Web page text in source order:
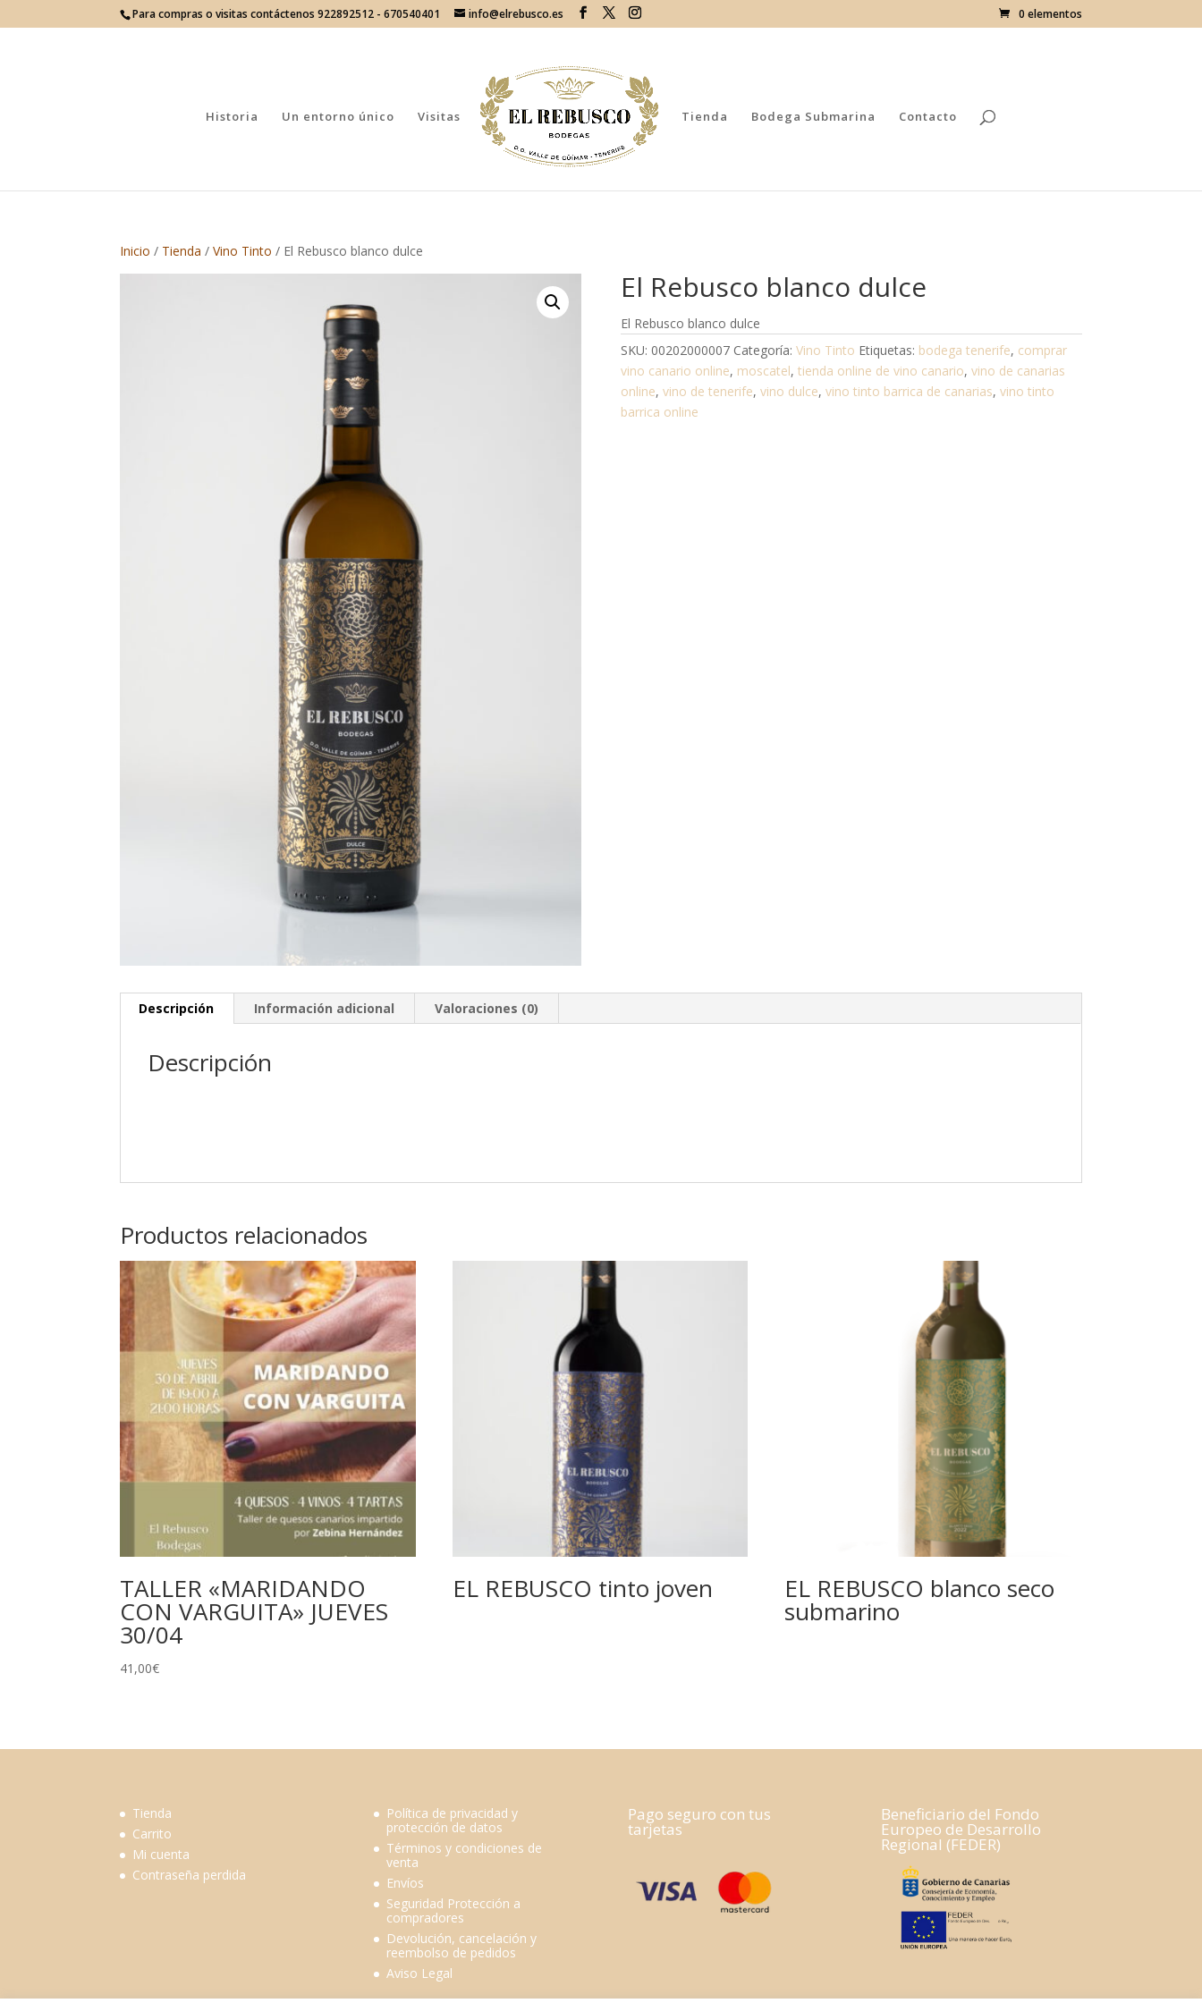
Para compras o visitas contáctenos 922892512 - 670540401 info@elrebusco.es 0 elementos
Historia Un entorno único Visitas Tienda Bodega Submarina Contacto
Inicio / Tienda /Vino Tinto / El Rebusco blanco dulce
El Rebusco blanco dulce
El Rebusco blanco dulce
SKU: 00202000007 Categoría: Vino Tinto Etiquetas: bodega tenerife, comprar
vino canario online, moscatel, tienda online de vino canario, vino de canarias
online, vino de tenerife, vino dulce, vino tinto barrica de canarias, vino tinto
barrica online
Descripción Información adicional Valoraciones (0)
Descripción
Productos relacionados
TALLER «MARIDANDO
CON VARGUITA» JUEVES
30/04
41,00€
EL REBUSCO tinto joven EL REBUSCO blanco seco
submarino
Tienda
Carrito
Mi cuenta
Contraseña perdida
Política de privacidad y
protección de datos
Términos y condiciones de
venta
Envíos
Seguridad Protección a
compradores
Devolución, cancelación y
reembolso de pedidos
Aviso Legal
Pago seguro con tus
tarjetas
Beneficiario del Fondo
Europeo de Desarrollo
Regional (FEDER)